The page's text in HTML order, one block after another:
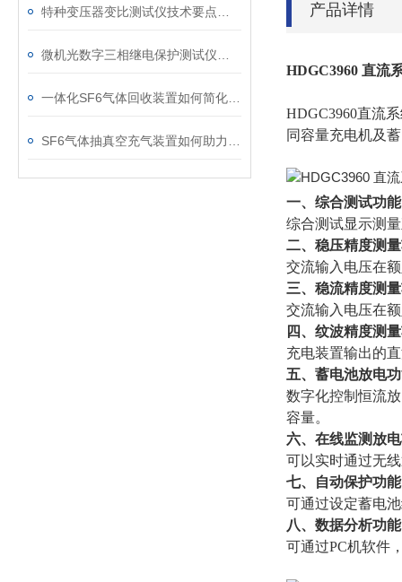
产品详情
HDGC3960 直流
HDGC3960直流
同容量充电机及
一、综合测试功
综合测试显示测
二、稳压精度测
交流输入电压在
三、稳流精度测
交流输入电压在
四、纹波精度测
充电装置输出的
五、蓄电池放电
数字化控制恒流
容量。
六、在线监测放
可以实时通过无
七、自动保护功
可通过设定蓄电
八、数据分析功
可通过PC机软件